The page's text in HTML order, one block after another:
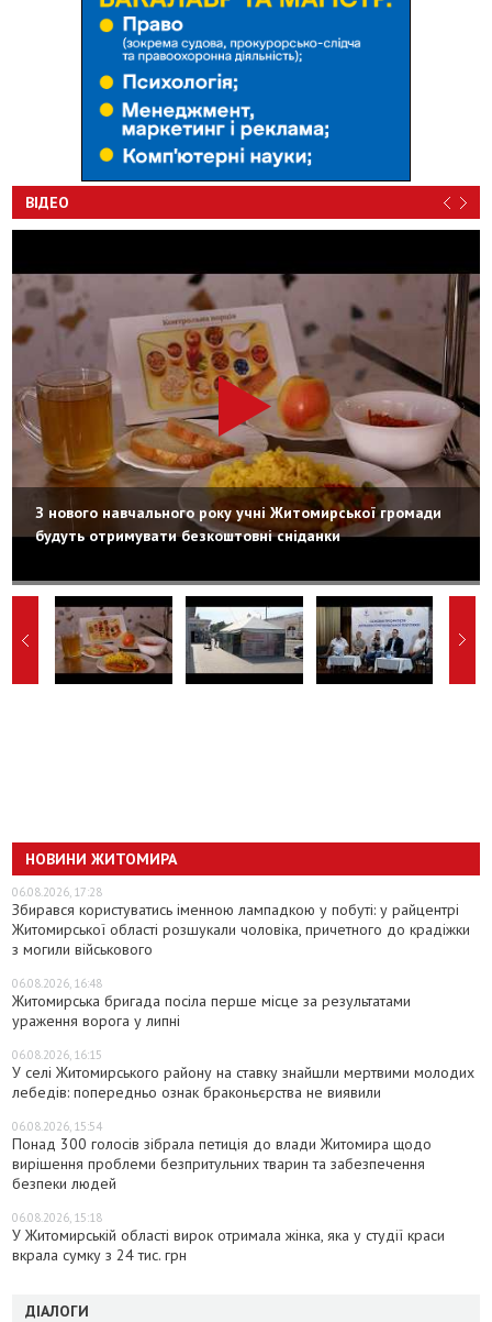
ВІДЕО
З нового навчального року учні Житомирської громади
будуть отримувати безкоштовні сніданки
НОВИНИ ЖИТОМИРА
06.08.2026, 17:28
Збирався користуватись іменною лампадкою у побуті: у райцентрі
Житомирської області розшукали чоловіка, причетного до крадіжки
з могили військового
06.08.2026, 16:48
Житомирська бригада посіла перше місце за результатами
ураження ворога у липні
06.08.2026, 16:15
У селі Житомирського району на ставку знайшли мертвими молодих
лебедів: попередньо ознак браконьєрства не виявили
06.08.2026, 15:54
Понад 300 голосів зібрала петиція до влади Житомира щодо
вирішення проблеми безпритульних тварин та забезпечення
безпеки людей
06.08.2026, 15:18
У Житомирській області вирок отримала жінка, яка у студії краси
вкрала сумку з 24 тис. грн
ДІАЛОГИ